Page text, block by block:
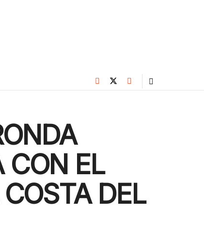
CON EL
DEL